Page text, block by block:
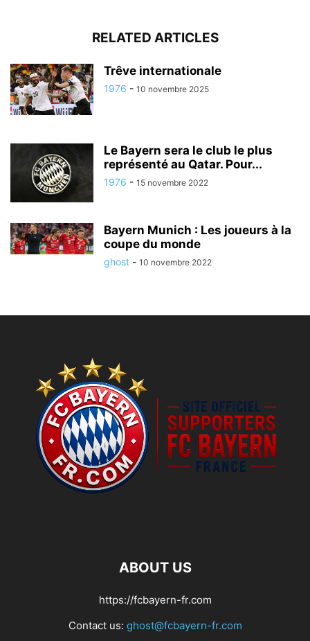
RELATED ARTICLES
Trêve internationale
1976 - 10 novembre 2025
Le Bayern sera le club le plus
représenté au Qatar. Pour...
1976 - 15 novembre 2022
Bayern Munich : Les joueurs à la
coupe du monde
ghost - 10 novembre 2022
ABOUT US
https://fcbayern-fr.com
Contact us: ghost@fcbayern-fr.com